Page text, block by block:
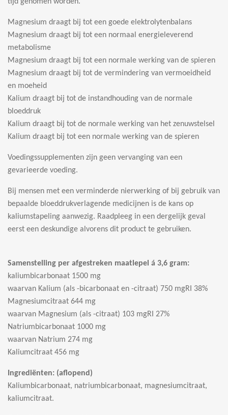
Magnesium draagt bij tot een goede elektrolytenbalans
Magnesium draagt bij tot een normaal energieleverend
metabolisme
Magnesium draagt bij tot een normale werking van de spieren
Magnesium draagt bij tot de vermindering van vermoeidheid
en moeheid
Kalium draagt bij tot de instandhouding van de normale
bloeddruk
Kalium draagt bij tot de normale werking van het zenuwstelsel
Kalium draagt bij tot een normale werking van de spieren
Voedingssupplementen zijn geen vervanging van een
gevarieerde voeding.
Bij mensen met een verminderde nierwerking of bij gebruik van
bepaalde bloeddrukverlagende medicijnen is de kans op
kaliumstapeling aanwezig. Raadpleeg in een dergelijk geval
eerst een deskundige alvorens dit product te gebruiken.
Samenstelling per afgestreken maatlepel á 3,6 gram:
kaliumbicarbonaat 1500 mg
waarvan Kalium (als -bicarbonaat en -citraat) 750 mgRI 38%
Magnesiumcitraat 644 mg
waarvan Magnesium (als -citraat) 103 mgRI 27%
Natriumbicarbonaat 1000 mg
waarvan Natrium 274 mg
Kaliumcitraat 456 mg
Ingrediënten: (aflopend)
Kaliumbicarbonaat, natriumbicarbonaat, magnesiumcitraat,
kaliumcitraat.